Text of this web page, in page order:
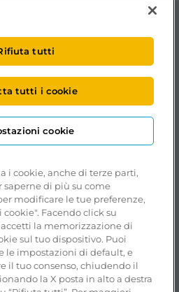
edificio 31
iscrizione al Registro delle
interamente versato.
x.it
accessibilità
ASPI
Privacy Policy
i cookie, anche di terze parti,
saperne di più su come
modificare le tue preferenze,
Facendo click su
la memorizzazione di
sul tuo dispositivo. Puoi
le impostazioni di default, e
il tuo consenso, chiudendo il
la X posta in alto a destra
tutti
tutti i cookie
cookie